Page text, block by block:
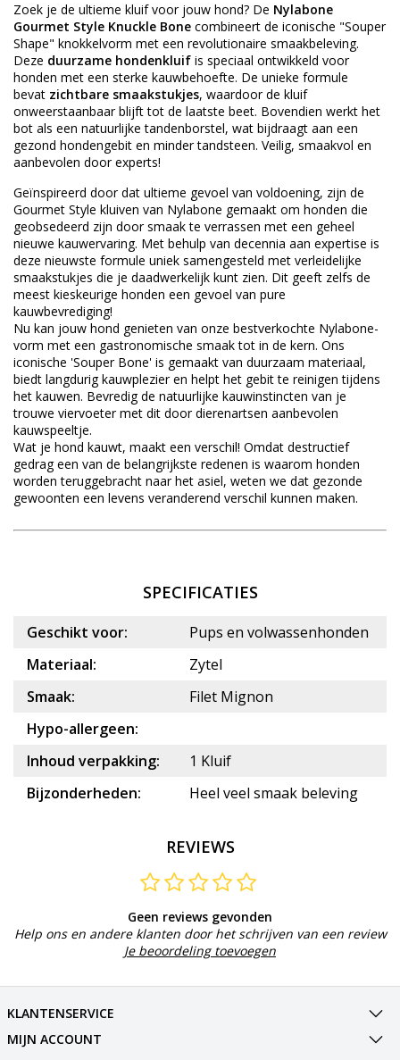
Zoek je de ultieme kluif voor jouw hond? De Nylabone
Gourmet Style Knuckle Bone combineert de iconische "Souper
Shape" knokkelvorm met een revolutionaire smaakbeleving.
Deze duurzame hondenkluif is speciaal ontwikkeld voor
honden met een sterke kauwbehoefte. De unieke formule
bevat zichtbare smaakstukjes, waardoor de kluif
onweerstaanbaar blijft tot de laatste beet. Bovendien werkt het
bot als een natuurlijke tandenborstel, wat bijdraagt aan een
gezond hondengebit en minder tandsteen. Veilig, smaakvol en
aanbevolen door experts!
Geïnspireerd door dat ultieme gevoel van voldoening, zijn de
Gourmet Style kluiven van Nylabone gemaakt om honden die
geobsedeerd zijn door smaak te verrassen met een geheel
nieuwe kauwervaring. Met behulp van decennia aan expertise is
deze nieuwste formule uniek samengesteld met verleidelijke
smaakstukjes die je daadwerkelijk kunt zien. Dit geeft zelfs de
meest kieskeurige honden een gevoel van pure
kauwbevrediging!
Nu kan jouw hond genieten van onze bestverkochte Nylabone-
vorm met een gastronomische smaak tot in de kern. Ons
iconische 'Souper Bone' is gemaakt van duurzaam materiaal,
biedt langdurig kauwplezier en helpt het gebit te reinigen tijdens
het kauwen. Bevredig de natuurlijke kauwinstincten van je
trouwe viervoeter met dit door dierenartsen aanbevolen
kauwspeeltje.
Wat je hond kauwt, maakt een verschil! Omdat destructief
gedrag een van de belangrijkste redenen is waarom honden
worden teruggebracht naar het asiel, weten we dat gezonde
gewoonten een levens veranderend verschil kunnen maken.
SPECIFICATIES
Geschikt voor:
Pups en volwassenhonden
Materiaal:
Zytel
Smaak:
Filet Mignon
Hypo-allergeen:
Inhoud verpakking:
1 Kluif
Bijzonderheden:
Heel veel smaak beleving
REVIEWS
Geen reviews gevonden
Help ons en andere klanten door het schrijven van een review
Je beoordeling toevoegen
KLANTENSERVICE
MIJN ACCOUNT